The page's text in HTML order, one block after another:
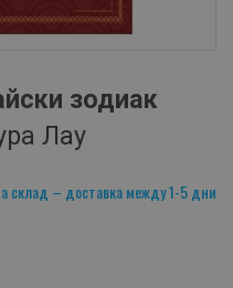
зодиак
Лау
склад – доставка между 1-5 дни